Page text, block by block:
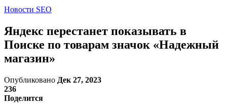
Новости SEO
Яндекс перестанет показывать в
Поиске по товарам значок «Надежный
магазин»
Опубликовано Дек 27, 2023
236
Поделится